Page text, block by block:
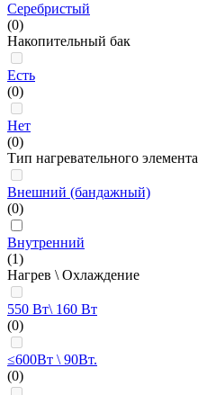
Серебристый
(0)
Накопительный бак
Есть
(0)
Нет
(0)
Тип нагревательного элемента
Внешний (бандажный)
(0)
Внутренний
(1)
Нагрев \ Охлаждение
550 Вт\ 160 Вт
(0)
≤600Вт \ 90Вт.
(0)